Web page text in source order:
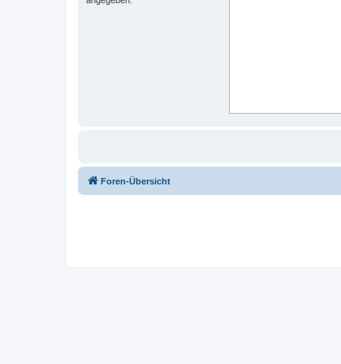
Foren-Übersicht